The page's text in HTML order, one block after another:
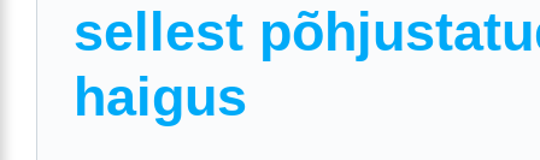
sellest
haigus